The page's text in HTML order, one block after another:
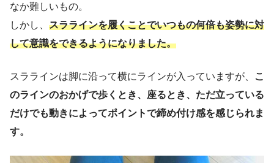
なか難しいもの。
しかし、 スララインを履くことでいつもの何倍も姿勢に対
して意識をできるようになりました。
スララインは脚に沿って横にラインが入っていますが、
こ
のラインのおかげで歩くとき、座るとき、ただ立っている
だけでも動きによってポイントで締め付け感を感じられま
す。